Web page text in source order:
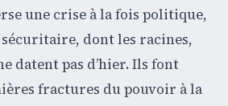
une crise à la fois politique,
dont les racines,
datent pas d’hier. Ils font
fractures du pouvoir à la